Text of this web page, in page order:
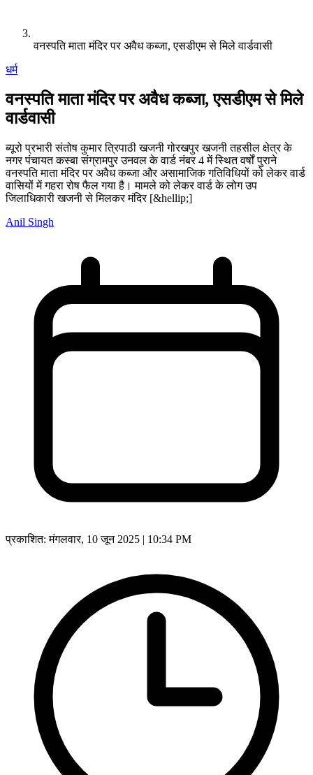
वनस्पति माता मंदिर पर अवैध कब्जा, एसडीएम से मिले वार्डवासी
धर्म
वनस्पति माता मंदिर पर अवैध कब्जा, एसडीएम से मिले
वार्डवासी
ब्यूरो प्रभारी संतोष कुमार त्रिपाठी खजनी गोरखपुर खजनी तहसील क्षेत्र के
नगर पंचायत कस्बा संग्रामपुर उनवल के वार्ड नंबर 4 में स्थित वर्षों पुराने
वनस्पति माता मंदिर पर अवैध कब्जा और असामाजिक गतिविधियों को लेकर वार्ड
वासियों में गहरा रोष फैल गया है। मामले को लेकर वार्ड के लोग उप
जिलाधिकारी खजनी से मिलकर मंदिर [&hellip;]
Anil Singh
प्रकाशित:मंगलवार, 10 जून 2025 | 10:34 PM